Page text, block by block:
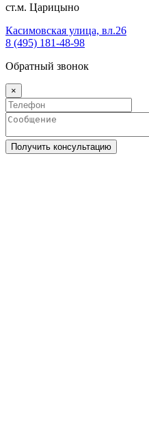
ст.м. Царицыно
Касимовская улица, вл.26
8 (495) 181-48-98
Обратный звонок
×
Получить консультацию